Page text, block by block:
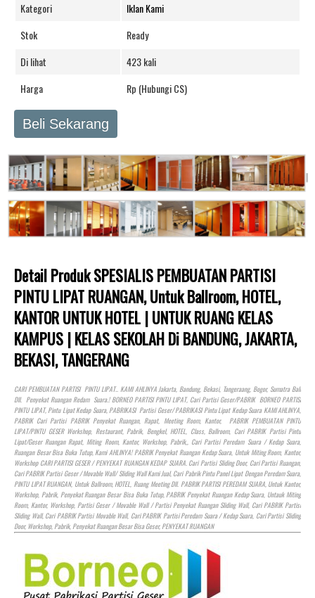
Kategori
Iklan Kami
Stok
Ready
Di lihat
423 kali
Harga
Rp (Hubungi CS)
Beli Sekarang
Detail Produk SPESIALIS PEMBUATAN PARTISI
PINTU LIPAT RUANGAN, Untuk Ballroom, HOTEL,
KANTOR UNTUK HOTEL | UNTUK RUANG KELAS
KAMPUS | KELAS SEKOLAH Di BANDUNG, JAKARTA,
BEKASI, TANGERANG
CARI PEMBUATAN PARTISI PINTU LIPAT.. KAMI AHLINYA Jakarta, Bandung, Bekasi, Tangeraang, Bogor, Sumatra Bali
Dll. Penyekat Ruangan Redam Suara.! BORNEO PARTISI PINTU LIPAT, Cari Partisi Geser/PABRIK BORNEO PARTISI
PINTU LIPAT, Pintu Lipat Kedap Suara, PABRIKASI Partisi Geser/ PABRIKASI Pintu Lipat Kedap Suara KAMI AHLINYA,
PABRIK Cari Partisi PABRIK Penyekat Ruangan, Rapat, Meeting Room, Kantor, PABRIK PEMBUATAN PINTU
LIPAT/PINTU GESER Workshop, Restaurant, Pabrik, Bengkel, HOTEL, Class, Ballroom, Cari PABRIK Partisi Pintu
Lipat/Geser Ruangan Rapat, Miting Room, Kantor, Workshop, Pabrik,, Cari Partisi Peredam Suara / Kedap Suara,
Ruangan Besar Bisa Buka Tutup, Kami AHLINYA! PABRIK Penyekat Ruangan Kedap Suara, Untuk Miting Room, Kantor,
Workshop CARI PARTISI GESER / PENYEKAT RUANGAN KEDAP SUARA. Cari Partisi Sliding Door, Cari Partisi Ruangan,
Cari PABRIK Partisi Geser / Movable Wall/ Sliding Wall Kami Jual, Cari Pabrik Pintu Panel Lipat Dengan Peredam Suara,
PINTU LIPAT RUANGAN, Untuk Ballroom,HOTEL, Ruang Meeting Dll. PABRIK PARTISI PEREDAM SUARA, Untuk Kantor,
Workshop, Pabrik, Penyekat Ruangan Besar Bisa Buka Tutup, PABRIK Penyekat Ruangan Kedap Suara, Untauk Miting
Room, Kantor, Workshop, Partisi Geser / Movable Wall / Partisi Penyekat Ruangan Sliding Wall, Cari PABRIK Partisi
Sliding Wall, Cari PABRIK Partisi Movable Wall, Cari PABRIK Partisi Peredam Suara / Kedap Suara, Cari Partisi Sliding
Door, Workshop, Pabrik, Penyekat Ruangan Besar Bisa Geser, PENYEKAT RUANGAN